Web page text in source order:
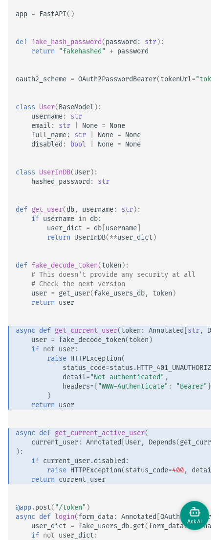
app = FastAPI()
def fake_hash_password(password : str):
return
"fakehashed" + password
oauth2_scheme = OAuth2PasswordBearer(tokenUrl=
class User(BaseModel ):
username:
str
email : str None = None
full_name: str None = None
disabled : bool None = None
class UserInDB(User):
hashed_password : str
def get_user(db, username: str):
if username in db:
user_dict = db username
return UserInDB(**user_dict )
def fake_decode_token(token ):
# This doesn't provide any security at all
# Check the next version
user = get_user(fake_users_db, token )
return user
async def get_current_user(token : Annotated str,
user = fake_decode_token(token )
if not user:
raise HTTPException(
status_code=status .HTTP_401_UNAUTHORIZED
detail="Not authenticated" ,
headers={ "WWW-Authenticate" : "Bearer" },
)
return user
async def get_current_active_user(
current_user: Annotated User, Depends(
):
if current_user.disabled :
raise HTTPException(status_code=400, detail
return current_user
@app.post( "/token" )
async def login(form_data : Annotated
user_dict = fake_users_db.get(form_data.username
if not user_dict :